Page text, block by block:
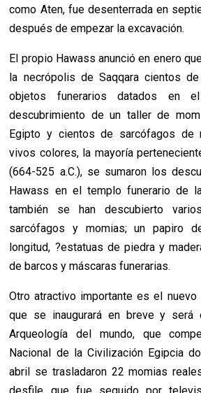
como Aten, fue desenterrada en
después de empezar la excavación.
El propio Hawass anunció en enero
la necrópolis de Saqqara cientos
objetos funerarios datados en
descubrimiento de un taller de
Egipto y cientos de sarcófagos de
vivos colores, la mayoría
(664-525 a.C.), se sumaron los
Hawass en el templo funerario de
también se han descubierto
sarcófagos y momias; un papiro
longitud, ?estatuas de piedra y
de barcos y máscaras funerarias.
Otro atractivo importante es el nuevo
que se inaugurará en breve y será
Arqueología del mundo, que
Nacional de la Civilización Egipcia
abril se trasladaron 22 momias
desfile que fue seguido por